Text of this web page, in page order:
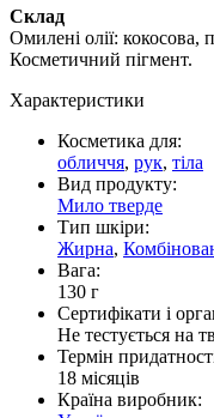
Склад
Омилені олії:
Косметичний пігмент.
Характеристики
Косметика для:
обличчя, рук, тіла
Вид продукту:
Мило тверде
Тип шкіри:
Жирна,
Вага:
130 г
Сертифікати і
Не тестується на
Термін
18 місяців
Країна виробник: